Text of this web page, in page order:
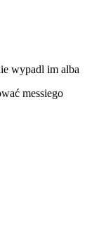
wypadl im alba
messiego